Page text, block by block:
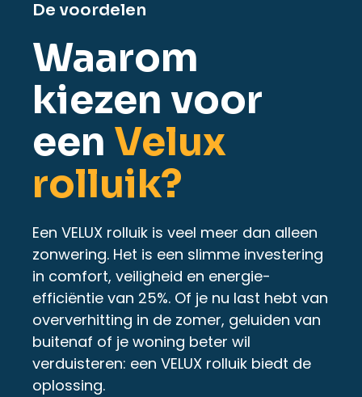
De voordelen
Waarom
kiezen voor
een Velux
rolluik?
Een VELUX rolluik is veel meer dan alleen
zonwering. Het is een slimme investering
in comfort, veiligheid en energie-
efficiëntie van 25%. Of je nu last hebt van
oververhitting in de zomer, geluiden van
buitenaf of je woning beter wil
verduisteren: een VELUX rolluik biedt de
oplossing.